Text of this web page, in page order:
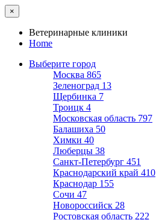
×
Ветеринарные клиники
Home
Выберите город
Москва 865
Зеленоград 13
Щербинка 7
Троицк 4
Московская область 797
Балашиха 50
Химки 40
Люберцы 38
Санкт-Петербург 451
Краснодарский край 410
Краснодар 155
Сочи 47
Новороссийск 28
Ростовская область 222